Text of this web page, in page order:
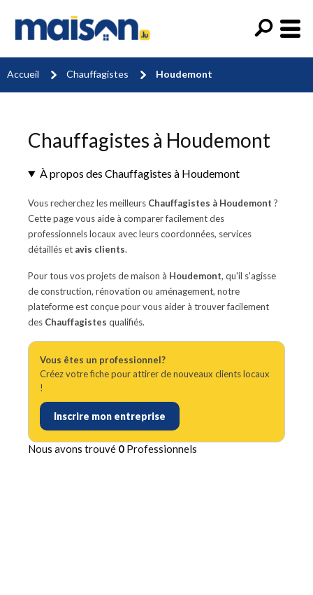
Accueil Chauffagistes Houdemont
Chauffagistes à Houdemont
À propos des Chauffagistes à Houdemont
Vous recherchez les meilleurs Chauffagistes à Houdemont ?
Cette page vous aide à comparer facilement des
professionnels locaux avec leurs coordonnées, services
détaillés et avis clients.
Pour tous vos projets de maison à Houdemont, qu'il s'agisse
de construction, rénovation ou aménagement, notre
plateforme est conçue pour vous aider à trouver facilement
des Chauffagistes qualifiés.
Vous êtes un professionnel?
Créez votre fiche pour attirer de nouveaux clients locaux
!
Inscrire mon entreprise
Nous avons trouvé 0 Professionnels